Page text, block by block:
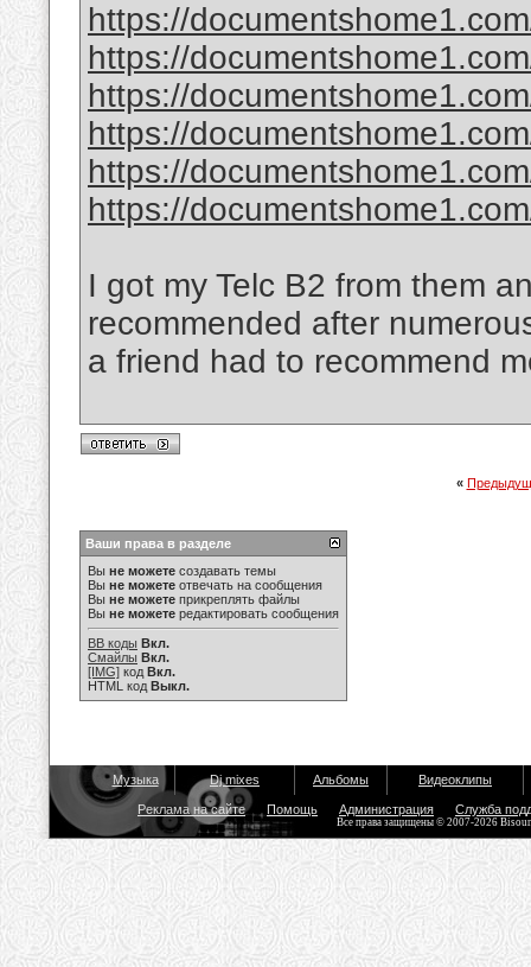
https://
https://
https://
https://
https://
https://
I got my Telc B2 from them
recommended after
a friend had to recommend
«
Ваши права в разделе
Вы не можете создавать темы
Вы не можете отвечать на сообщения
Вы не можете прикреплять файлы
Вы не можете редактировать сообщения
BB коды Вкл.
Смайлы Вкл.
[IMG] код Вкл.
HTML код Выкл.
Музыка Dj mixes Альбомы Видеоклипы
Реклама на сайте Помощь Администрация Служба
Все права защищены © 2007-2026